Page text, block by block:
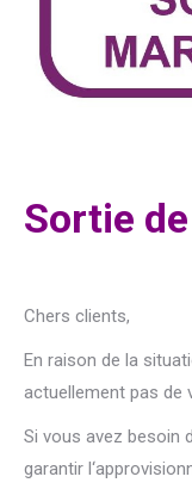
Sortie
Chers clients,
En raison de la
actuellement pas de
Si vous avez besoin
garantir